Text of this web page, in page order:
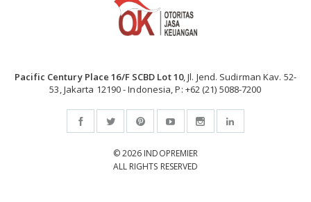
Pacific Century Place 16/F SCBD Lot 10, Jl. Jend. Sudirman Kav. 52-
53, Jakarta 12190 - Indonesia, P: +62 (21) 5088-7200
© 2026 INDOPREMIER
ALL RIGHTS RESERVED